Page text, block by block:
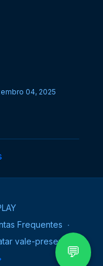
💬
04, 2025
Frequentes ∙
vale-presente